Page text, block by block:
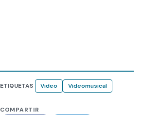
ETIQUETAS Video Videomusical
COMPARTIR